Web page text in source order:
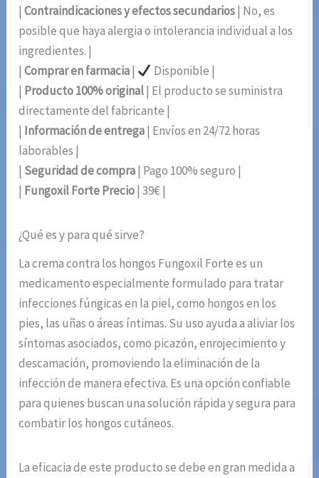
|Contraindicaciones y efectos secundarios| No, es
posible que haya alergia o intolerancia individual a los
ingredientes. |
|Comprar en farmacia|
Disponible |
| Producto 100% original| El producto se suministra
directamente del fabricante |
| Información de entrega| Envíos en 24/72 horas
laborables |
| Seguridad de compra| Pago 100% seguro |
| Fungoxil Forte Precio| 39€ |
¿Qué es y para qué sirve?
La crema contra los hongos Fungoxil Forte es un
medicamento especialmente formulado para tratar
infecciones fúngicas en la piel, como hongos en los
pies, las uñas o áreas íntimas. Su uso ayuda a aliviar los
síntomas asociados, como picazón, enrojecimiento y
descamación, promoviendo la eliminación de la
infección de manera efectiva. Es una opción confiable
para quienes buscan una solución rápida y segura para
combatir los hongos cutáneos.
La eficacia de este producto se debe en gran medida a